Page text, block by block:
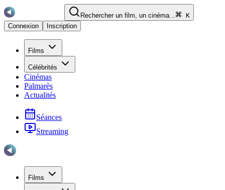
Rechercher un film, un cinéma...
K
Connexion
Inscription
Films
Célébrités
Cinémas
Palmarès
Actualités
Séances
Streaming
Films